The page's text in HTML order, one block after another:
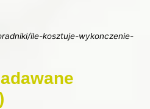
ile-kosztuje-wykonczenie-